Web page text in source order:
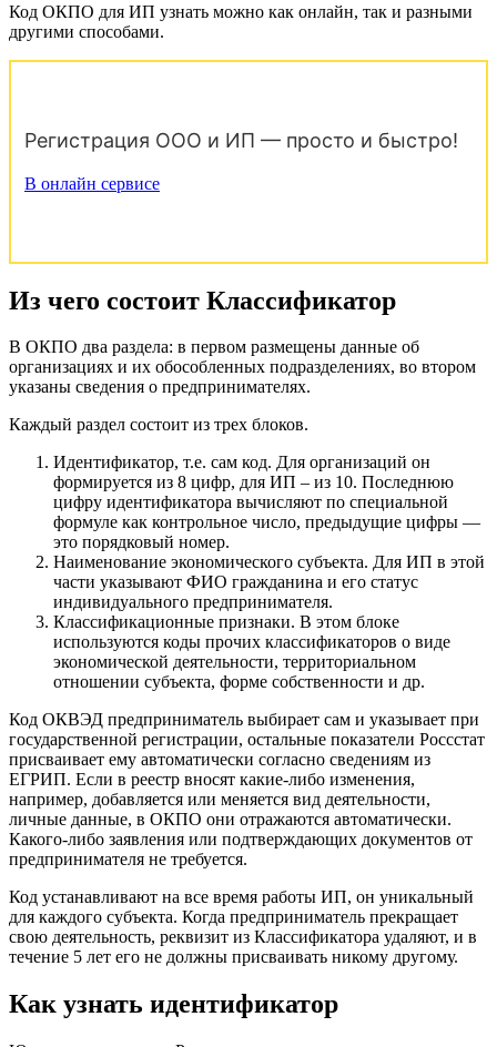
Код ОКПО для ИП узнать можно как онлайн, так и разными
другими способами.
Регистрация ООО и ИП — просто и быстро!
В онлайн сервисе
Из чего состоит Классификатор
В ОКПО два раздела: в первом размещены данные об
организациях и их обособленных подразделениях, во втором
указаны сведения о предпринимателях.
Каждый раздел состоит из трех блоков.
Идентификатор, т.е. сам код. Для организаций он
формируется из 8 цифр, для ИП – из 10. Последнюю
цифру идентификатора вычисляют по специальной
формуле как контрольное число, предыдущие цифры —
это порядковый номер.
Наименование экономического субъекта. Для ИП в этой
части указывают ФИО гражданина и его статус
индивидуального предпринимателя.
Классификационные признаки. В этом блоке
используются коды прочих классификаторов о виде
экономической деятельности, территориальном
отношении субъекта, форме собственности и др.
Код ОКВЭД предприниматель выбирает сам и указывает при
государственной регистрации, остальные показатели Россстат
присваивает ему автоматически согласно сведениям из
ЕГРИП. Если в реестр вносят какие-либо изменения,
например, добавляется или меняется вид деятельности,
личные данные, в ОКПО они отражаются автоматически.
Какого-либо заявления или подтверждающих документов от
предпринимателя не требуется.
Код устанавливают на все время работы ИП, он уникальный
для каждого субъекта. Когда предприниматель прекращает
свою деятельность, реквизит из Классификатора удаляют, и в
течение 5 лет его не должны присваивать никому другому.
Как узнать идентификатор